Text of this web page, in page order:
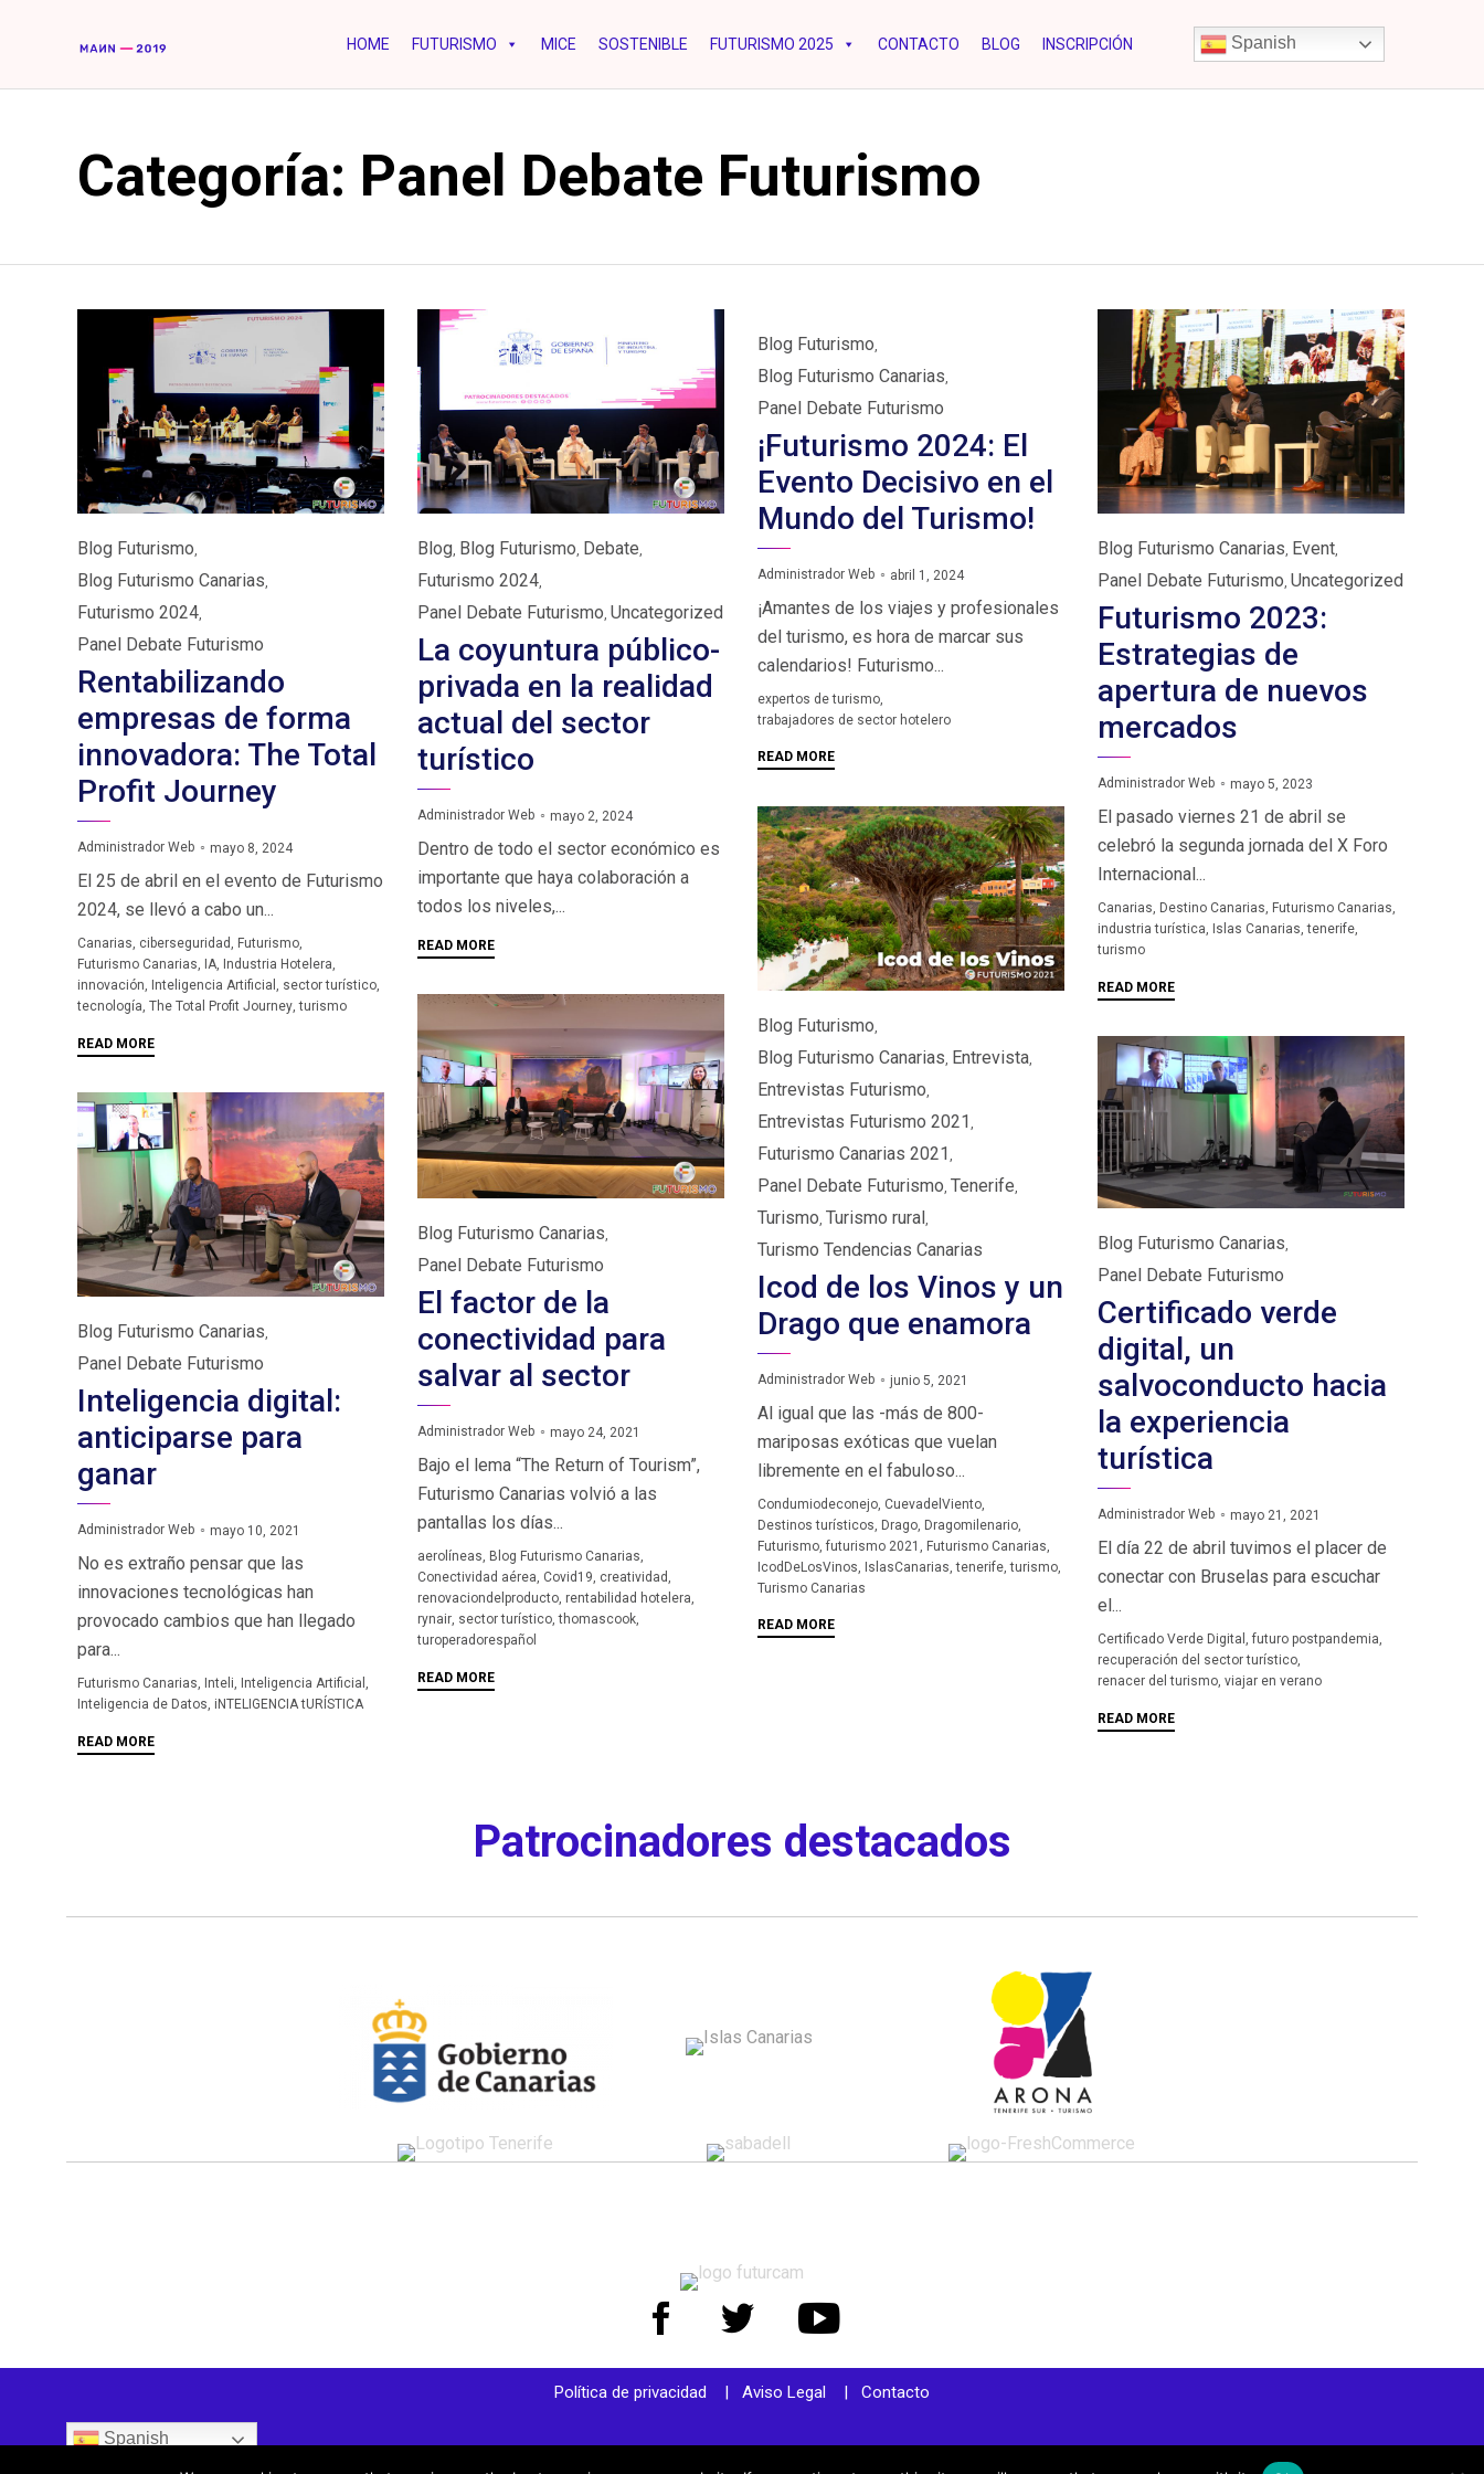
HOME FUTURISMO MICE SOSTENIBLE FUTURISMO 2025 CONTACTO BLOG INSCRIPCIÓN Spanish
Categoría: Panel Debate Futurismo
Category
Blog Futurismo,
Blog Futurismo Canarias,
Futurismo 2024,
Panel Debate Futurismo
Rentabilizando
empresas de forma
innovadora: The Total
Profit Journey
Administrador Web mayo 8, 2024
El 25 de abril en el evento de Futurismo
2024, se llevó a cabo un...
Tags
Canarias, ciberseguridad , Futurismo,
Futurismo Canarias, IA, Industria Hotelera,
innovación, Inteligencia Artificial , sector turístico,
tecnología, The Total Profit Journey,turismo
READ MORE
Category
Blog, Blog Futurismo, Debate,
Futurismo 2024,
Panel Debate Futurismo, Uncategorized
La coyuntura público-
privada en la realidad
actual del sector
turístico
Administrador Web mayo 2, 2024
Dentro de todo el sector económico es
importante que haya colaboración a
todos los niveles,...
READ MORE
Category
Blog Futurismo,
Blog Futurismo Canarias,
Panel Debate Futurismo
¡Futurismo 2024: El
Evento Decisivo en el
Mundo del Turismo!
Administrador Web abril 1, 2024
¡Amantes de los viajes y profesionales
del turismo, es hora de marcar sus
calendarios! Futurismo...
Tags
expertos de turismo,
trabajadores de sector hotelero
READ MORE
Category
Blog Futurismo Canarias, Event,
Panel Debate Futurismo, Uncategorized
Futurismo 2023:
Estrategias de
apertura de nuevos
mercados
Administrador Web mayo 5, 2023
El pasado viernes 21 de abril se
celebró la segunda jornada del X Foro
Internacional...
Tags
Canarias, Destino Canarias, Futurismo Canarias,
industria turística, Islas Canarias,tenerife,
turismo
READ MORE
Category
Blog Futurismo,
Blog Futurismo Canarias, Entrevista,
Entrevistas Futurismo,
Entrevistas Futurismo 2021 ,
Futurismo Canarias 2021 ,
Panel Debate Futurismo, Tenerife,
Turismo, Turismo rural,
Turismo Tendencias Canarias
Icod de los Vinos y un
Drago que enamora
Administrador Web junio 5, 2021
Al igual que las -más de 800-
mariposas exóticas que vuelan
libremente en el fabuloso...
Tags
Condumiodeconejo, CuevadelViento,
Destinos turísticos, Drago, Dragomilenario,
Futurismo, futurismo 2021 , Futurismo Canarias,
IcodDeLosVinos, IslasCanarias,tenerife,turismo,
Turismo Canarias
READ MORE
Category
Blog Futurismo Canarias,
Panel Debate Futurismo
El factor de la
conectividad para
salvar al sector
Administrador Web mayo 24, 2021
Bajo el lema “The Return of Tourism”,
Futurismo Canarias volvió a las
pantallas los días...
Tags
aerolíneas, Blog Futurismo Canarias,
Conectividad aérea, Covid19, creatividad ,
renovaciondelproducto, rentabilidad hotelera,
rynair, sector turístico,thomascook,
turoperadorespañol
READ MORE
Category
Blog Futurismo Canarias,
Panel Debate Futurismo
Certificado verde
digital, un
salvoconducto hacia
la experiencia
turística
Administrador Web mayo 21, 2021
El día 22 de abril tuvimos el placer de
conectar con Bruselas para escuchar
el...
Tags
Certificado Verde Digital , futuro postpandemia,
recuperación del sector turístico,
renacer del turismo, viajar en verano
READ MORE
Category
Blog Futurismo Canarias,
Panel Debate Futurismo
Inteligencia digital:
anticiparse para
ganar
Administrador Web mayo 10, 2021
No es extraño pensar que las
innovaciones tecnológicas han
provocado cambios que han llegado
para...
Tags
Futurismo Canarias, Inteli, Inteligencia Artificial ,
Inteligencia de Datos, iNTELIGENCIA tURÍSTICA
READ MORE
Patrocinadores destacados
Política de privacidad | Aviso Legal | Contacto
Spanish